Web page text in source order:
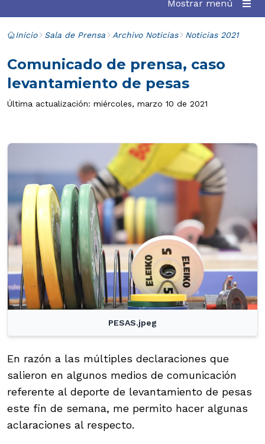
Mostrar menú
Inicio Sala de Prensa Archivo Noticias Noticias 2021
Comunicado de prensa, caso
levantamiento de pesas
Última actualización: miércoles, marzo 10 de 2021
PESAS.jpeg
En razón a las múltiples declaraciones que
salieron en algunos medios de comunicación
referente al deporte de levantamiento de pesas
este fin de semana, me permito hacer algunas
aclaraciones al respecto.